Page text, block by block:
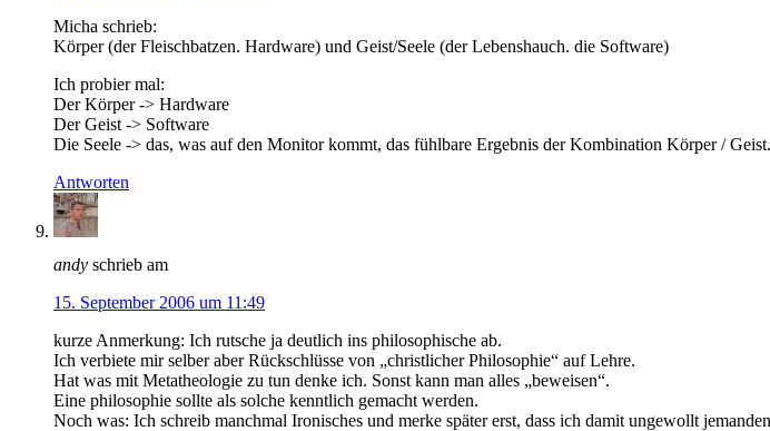
Micha schrieb:
Körper (der Fleischbatzen. Hardware) und Geist/Seele (der Lebenshauch. die Software)
Ich probier mal:
Der Körper -> Hardware
Der Geist -> Software
Die Seele -> das, was auf den Monitor kommt, das fühlbare Ergebnis der Kombination Körper / Geist.
Antworten
andy schrieb am
15. September 2006 um 11:49
kurze Anmerkung: Ich rutsche ja deutlich ins philosophische ab.
Ich verbiete mir selber aber Rückschlüsse von „christlicher Philosophie“ auf Lehre.
Hat was mit Metatheologie zu tun denke ich. Sonst kann man alles „beweisen“.
Eine philosophie sollte als solche kenntlich gemacht werden.
Noch was: Ich schreib manchmal Ironisches und merke später erst, dass ich damit ungewollt